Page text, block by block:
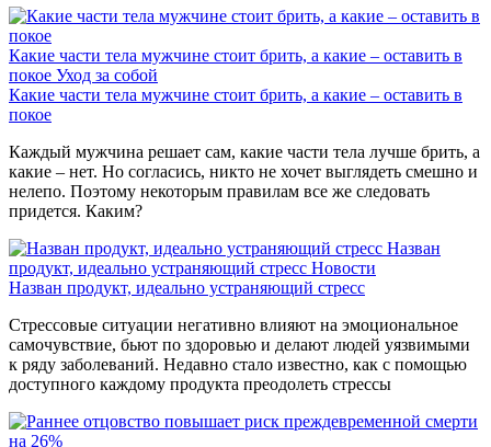
Какие части тела мужчине стоит брить, а какие – оставить в
покое Уход за собой
Какие части тела мужчине стоит брить, а какие – оставить в
покое
Каждый мужчина решает сам, какие части тела лучше брить, а
какие – нет. Но согласись, никто не хочет выглядеть смешно и
нелепо. Поэтому некоторым правилам все же следовать
придется. Каким?
Назван
продукт, идеально устраняющий стресс Новости
Назван продукт, идеально устраняющий стресс
Стрессовые ситуации негативно влияют на эмоциональное
самочувствие, бьют по здоровью и делают людей уязвимыми
к ряду заболеваний. Недавно стало известно, как с помощью
доступного каждому продукта преодолеть стрессы